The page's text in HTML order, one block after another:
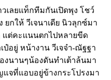
เลยแท็กทีมกันเปิดพุง โชว์
กให้ วีเจนาเดีย นิวลุกซ์มา
แต่คะแนนตกไปหลายขีด
ป๋อยู่ หน้างาน วีเจจ๋า-ณัฐฐา
งนานๆน้องดันทำเต้าล้นมา
จที่แอบอยู่ข้างกระโปรงมา